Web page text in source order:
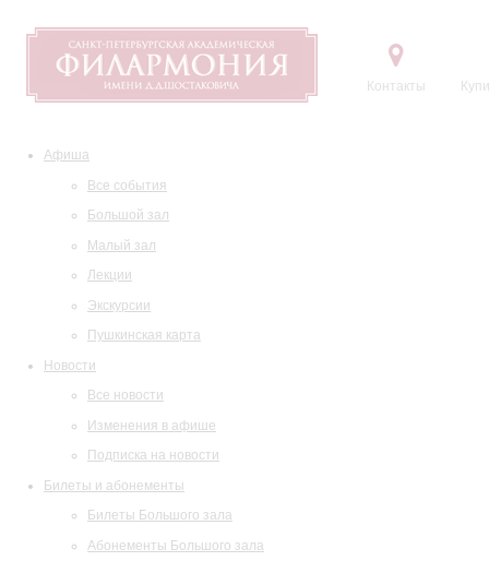
Контакты
Афиша
Все события
Большой зал
Малый зал
Лекции
Экскурсии
Пушкинская карта
Новости
Все новости
Изменения в афише
Подписка на новости
Билеты и абонементы
Билеты Большого зала
Абонементы Большого зала